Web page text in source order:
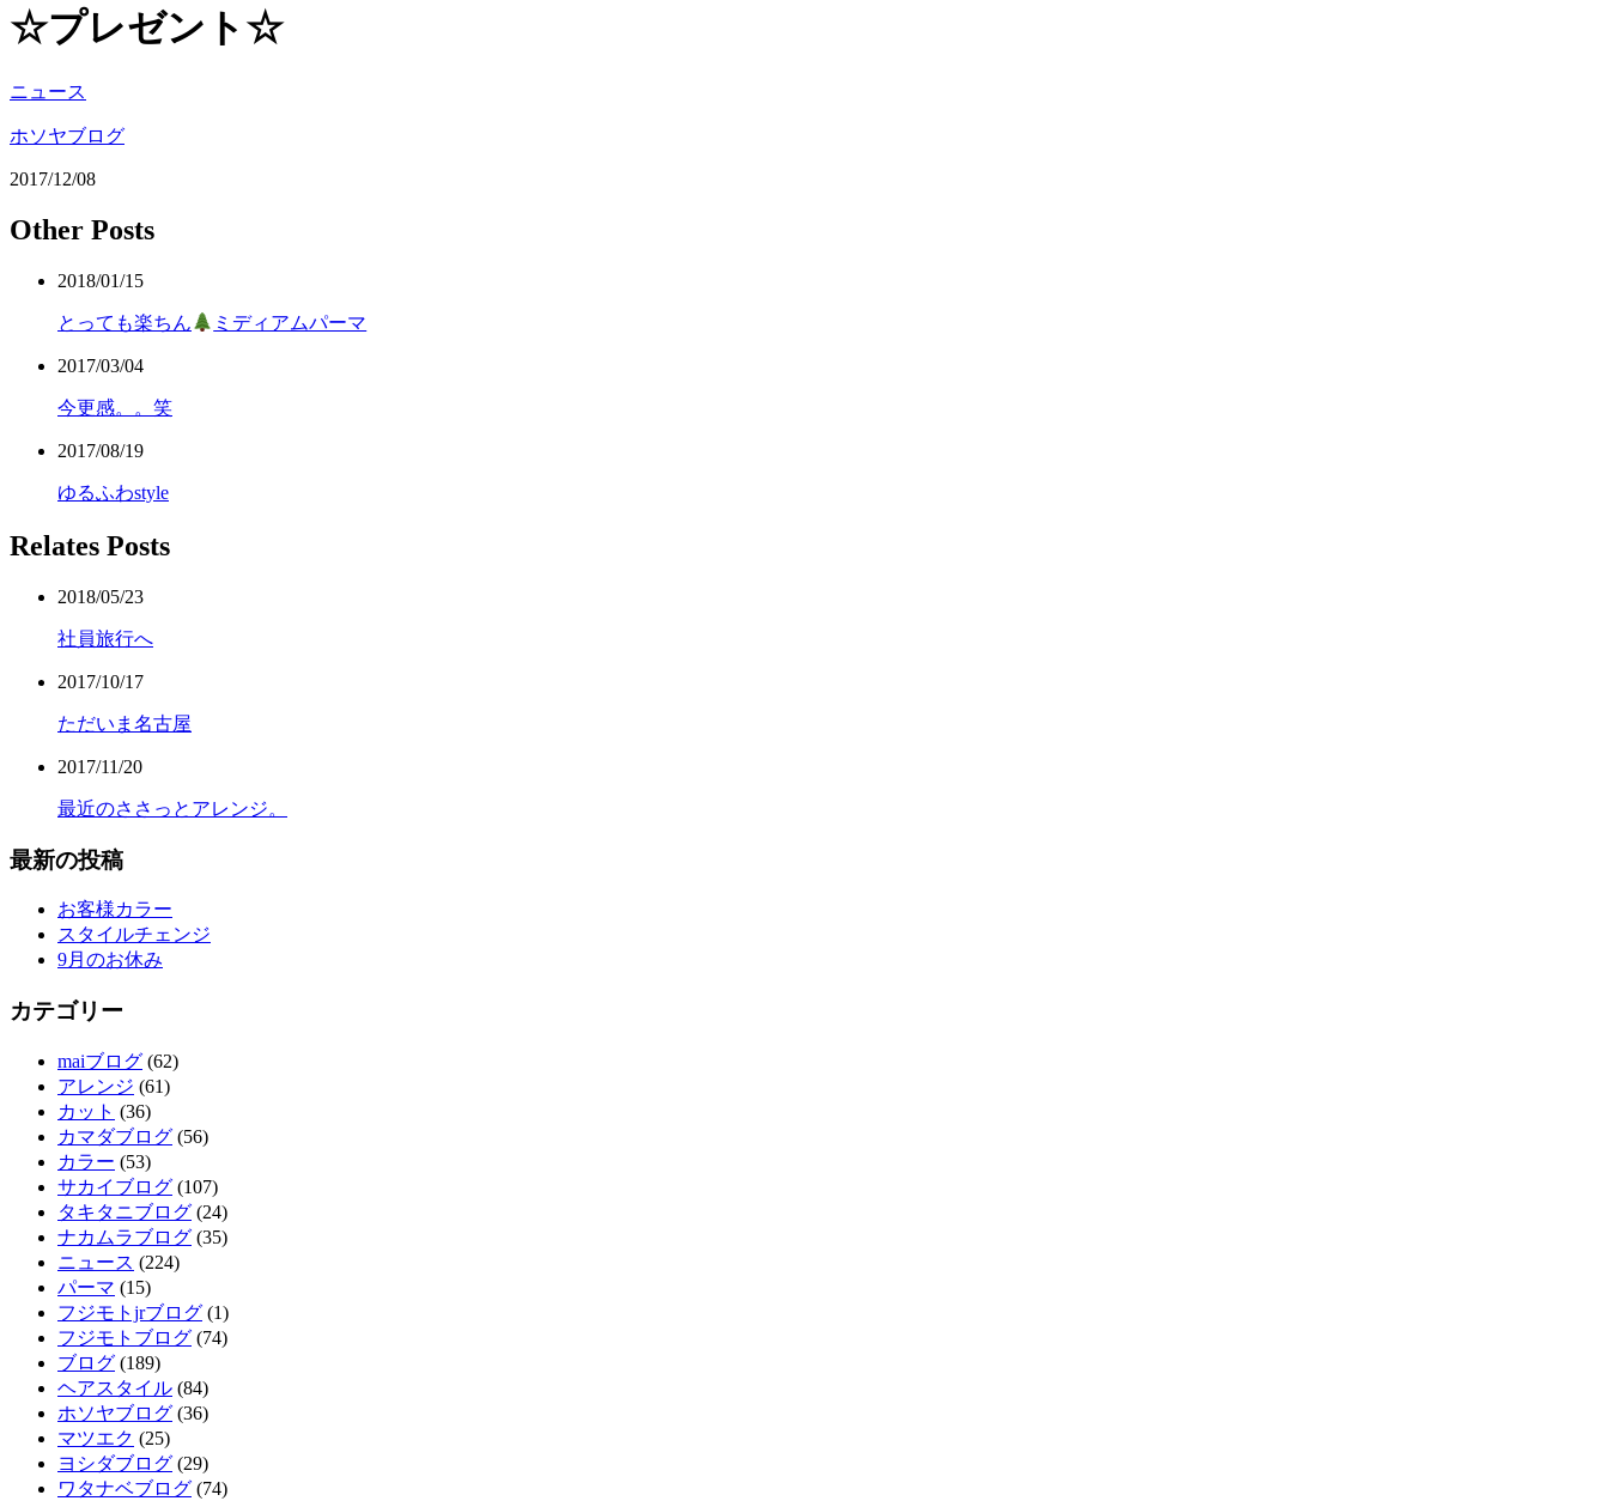
☆プレゼント☆
ニュース
ホソヤブログ
2017/12/08
Other Posts
2018/01/15
とっても楽ちん ミディアムパーマ
2017/03/04
今更感。。笑
2017/08/19
ゆるふわstyle
Relates Posts
2018/05/23
社員旅行へ
2017/10/17
ただいま名古屋
2017/11/20
最近のささっとアレンジ。
最新の投稿
お客様カラー
スタイルチェンジ
9月のお休み
カテゴリー
maiブログ (62)
アレンジ (61)
カット (36)
カマダブログ (56)
カラー (53)
サカイブログ (107)
タキタニブログ (24)
ナカムラブログ (35)
ニュース (224)
パーマ (15)
フジモトjrブログ (1)
フジモトブログ (74)
ブログ (189)
ヘアスタイル (84)
ホソヤブログ (36)
マツエク (25)
ヨシダブログ (29)
ワタナベブログ (74)